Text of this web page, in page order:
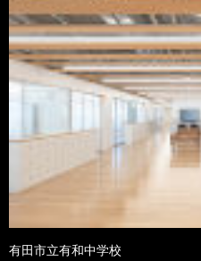
有田市立有和中学校